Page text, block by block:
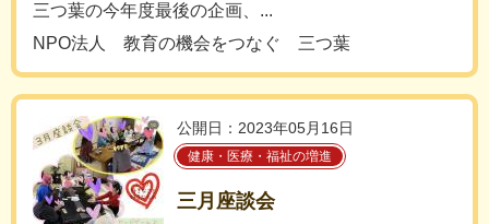
三つ葉の今年度最後の企画、...
NPO法人 教育の機会をつなぐ 三つ葉
公開日：2023年05月16日
健康・医療・福祉の増進
三月座談会